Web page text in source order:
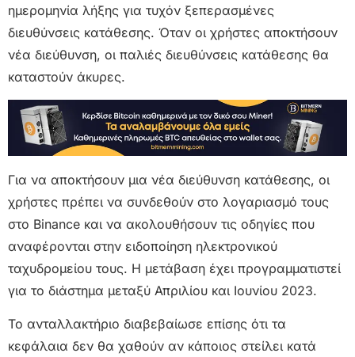
ημερομηνία λήξης για τυχόν ξεπερασμένες
διευθύνσεις κατάθεσης. Όταν οι χρήστες αποκτήσουν
νέα διεύθυνση, οι παλιές διευθύνσεις κατάθεσης θα
καταστούν άκυρες.
Για να αποκτήσουν μια νέα διεύθυνση κατάθεσης, οι
χρήστες πρέπει να συνδεθούν στο λογαριασμό τους
στο Binance και να ακολουθήσουν τις οδηγίες που
αναφέρονται στην ειδοποίηση ηλεκτρονικού
ταχυδρομείου τους. Η μετάβαση έχει προγραμματιστεί
για το διάστημα μεταξύ Απριλίου και Ιουνίου 2023.
Το ανταλλακτήριο διαβεβαίωσε επίσης ότι τα
κεφάλαια δεν θα χαθούν αν κάποιος στείλει κατά